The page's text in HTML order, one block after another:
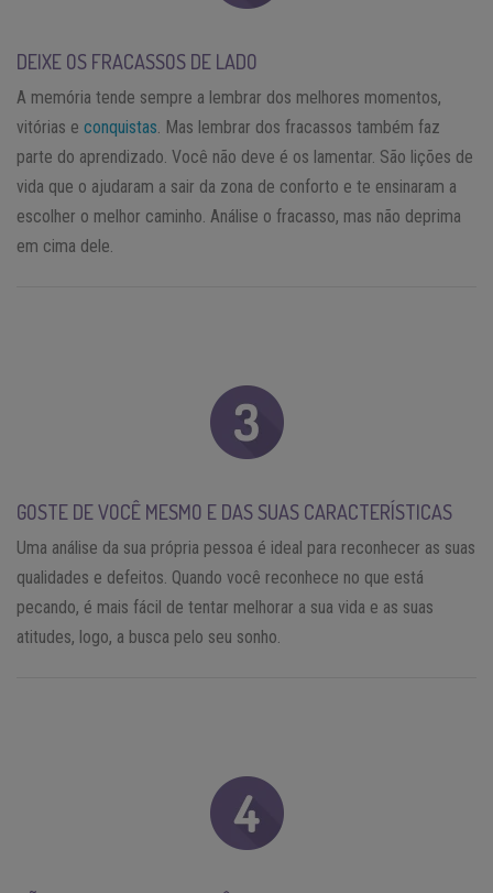
DEIXE OS FRACASSOS DE LADO
A memória tende sempre a lembrar dos melhores momentos,
vitórias e conquistas. Mas lembrar dos fracassos também faz
parte do aprendizado. Você não deve é os lamentar. São lições de
vida que o ajudaram a sair da zona de conforto e te ensinaram a
escolher o melhor caminho. Análise o fracasso, mas não deprima
em cima dele.
GOSTE DE VOCÊ MESMO E DAS SUAS CARACTERÍSTICAS
Uma análise da sua própria pessoa é ideal para reconhecer as suas
qualidades e defeitos. Quando você reconhece no que está
pecando, é mais fácil de tentar melhorar a sua vida e as suas
atitudes, logo, a busca pelo seu sonho.